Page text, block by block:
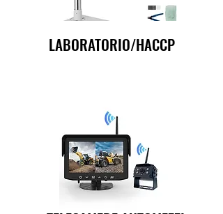
LABORATORIO/HACCP